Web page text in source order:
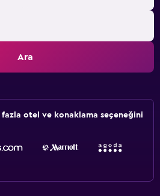
Ara
otel ve konaklama seçeneğini